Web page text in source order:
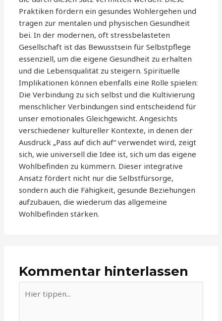
Praktiken fördern ein gesundes Wohlergehen und
tragen zur mentalen und physischen Gesundheit
bei. In der modernen, oft stressbelasteten
Gesellschaft ist das Bewusstsein für Selbstpflege
essenziell, um die eigene Gesundheit zu erhalten
und die Lebensqualität zu steigern. Spirituelle
Implikationen können ebenfalls eine Rolle spielen:
Die Verbindung zu sich selbst und die Kultivierung
menschlicher Verbindungen sind entscheidend für
unser emotionales Gleichgewicht. Angesichts
verschiedener kultureller Kontexte, in denen der
Ausdruck „Pass auf dich auf“ verwendet wird, zeigt
sich, wie universell die Idee ist, sich um das eigene
Wohlbefinden zu kümmern. Dieser integrative
Ansatz fördert nicht nur die Selbstfürsorge,
sondern auch die Fähigkeit, gesunde Beziehungen
aufzubauen, die wiederum das allgemeine
Wohlbefinden stärken.
Kommentar hinterlassen
tippen...